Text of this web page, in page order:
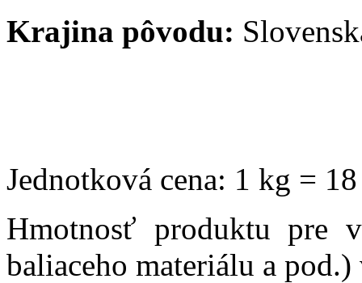
Krajina pôvodu:
Jednotková cena: 1 kg =
Hmotnosť produktu pre
baliaceho materiálu a